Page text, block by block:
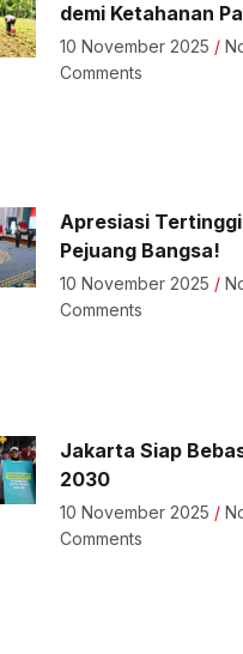
demi Ketahanan
10 November 2025
Comments
Apresiasi
Pejuang Bangsa!
10 November 2025
Comments
Jakarta Siap
2030
10 November 2025
Comments